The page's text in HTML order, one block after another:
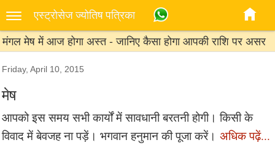
एस्‍ट्रोसेज ज्‍योतिष पत्रिका
मंगल मेष में आज होगा अस्त - जानिए कैसा होगा आपकी राशि पर असर
Friday, April 10, 2015
मेष
आपको इस समय सभी कार्यों में सावधानी बरतनी होगी। किसी के
विवाद में बेवजह ना पड़ें। भगवान हनुमान की पूजा करें। अधिक पढ़ें...